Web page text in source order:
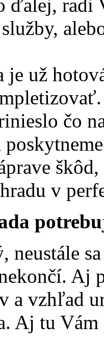
ďalej, radi
je už
čo
v
neustále
Aj
a vzhľad
Aj tu